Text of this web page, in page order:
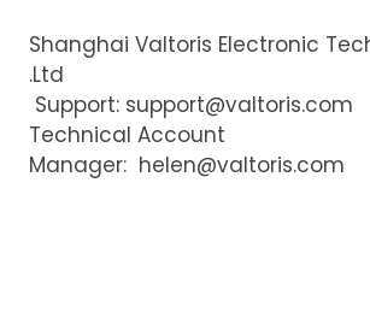
Shanghai Valtoris Electronic
Ltd.
Support: support@valtoris.com
Technical Account
Manager: helen@valtoris.com